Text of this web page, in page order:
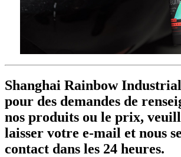
Shanghai Rainbow
pour des demandes de
nos produits ou le prix,
laisser votre e-mail et nous
contact dans les 24 heures.